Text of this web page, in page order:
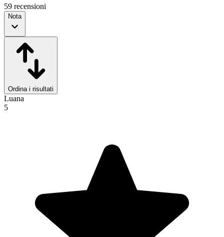
59 recensioni
Nota
Ordina i risultati
Luana
5